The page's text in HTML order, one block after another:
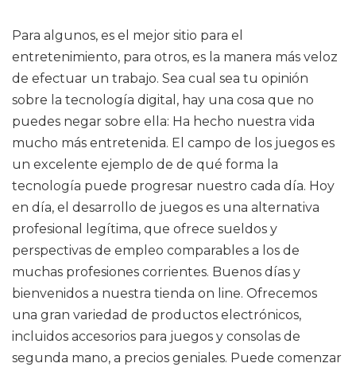
Para algunos, es el mejor sitio para el
entretenimiento, para otros, es la manera más veloz
de efectuar un trabajo. Sea cual sea tu opinión
sobre la tecnología digital, hay una cosa que no
puedes negar sobre ella: Ha hecho nuestra vida
mucho más entretenida. El campo de los juegos es
un excelente ejemplo de de qué forma la
tecnología puede progresar nuestro cada día. Hoy
en día, el desarrollo de juegos es una alternativa
profesional legítima, que ofrece sueldos y
perspectivas de empleo comparables a los de
muchas profesiones corrientes. Buenos días y
bienvenidos a nuestra tienda on line. Ofrecemos
una gran variedad de productos electrónicos,
incluidos accesorios para juegos y consolas de
segunda mano, a precios geniales. Puede comenzar